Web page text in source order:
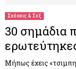
Σχέσεις & Σεξ
30 σημάδια
Μήπως έχεις